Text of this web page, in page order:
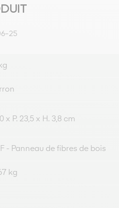
25
x P. 23,5 x H. 3,8 cm
- Panneau de fibres de bois
kg